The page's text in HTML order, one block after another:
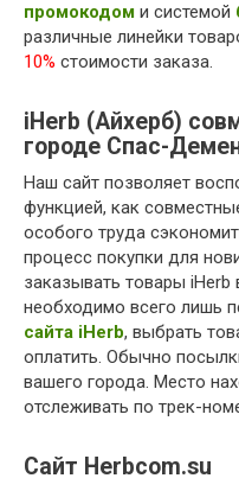
промокодом и системой
различные линейки
10% стоимости заказа.
iHerb (Айхерб)
городе Спас-
Наш сайт позволяет
функцией, как
особого труда
процесс покупки для
заказывать товары iHerb
необходимо всего лишь
сайта iHerb, выбрать
оплатить. Обычно
вашего города. Место
отслеживать по трек-
Сайт Herbcom.su